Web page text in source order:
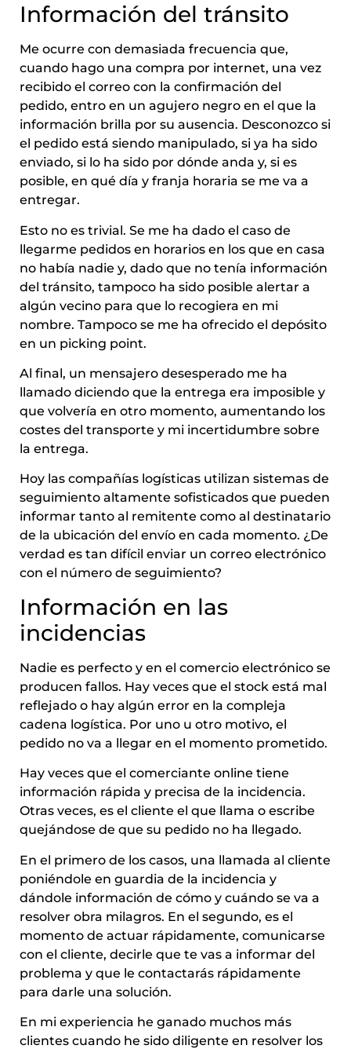
Información del tránsito
Me ocurre con demasiada frecuencia que,
cuando hago una compra por internet, una vez
recibido el correo con la confirmación del
pedido, entro en un agujero negro en el que la
información brilla por su ausencia. Desconozco si
el pedido está siendo manipulado, si ya ha sido
enviado, si lo ha sido por dónde anda y, si es
posible, en qué día y franja horaria se me va a
entregar.
Esto no es trivial. Se me ha dado el caso de
llegarme pedidos en horarios en los que en casa
no había nadie y, dado que no tenía información
del tránsito, tampoco ha sido posible alertar a
algún vecino para que lo recogiera en mi
nombre. Tampoco se me ha ofrecido el depósito
en un picking point.
Al final, un mensajero desesperado me ha
llamado diciendo que la entrega era imposible y
que volvería en otro momento, aumentando los
costes del transporte y mi incertidumbre sobre
la entrega.
Hoy las compañías logísticas utilizan sistemas de
seguimiento altamente sofisticados que pueden
informar tanto al remitente como al destinatario
de la ubicación del envío en cada momento. ¿De
verdad es tan difícil enviar un correo electrónico
con el número de seguimiento?
Información en las
incidencias
Nadie es perfecto y en el comercio electrónico se
producen fallos. Hay veces que el stock está mal
reflejado o hay algún error en la compleja
cadena logística. Por uno u otro motivo, el
pedido no va a llegar en el momento prometido.
Hay veces que el comerciante online tiene
información rápida y precisa de la incidencia.
Otras veces, es el cliente el que llama o escribe
quejándose de que su pedido no ha llegado.
En el primero de los casos, una llamada al cliente
poniéndole en guardia de la incidencia y
dándole información de cómo y cuándo se va a
resolver obra milagros. En el segundo, es el
momento de actuar rápidamente, comunicarse
con el cliente, decirle que te vas a informar del
problema y que le contactarás rápidamente
para darle una solución.
En mi experiencia he ganado muchos más
clientes cuando he sido diligente en resolver los